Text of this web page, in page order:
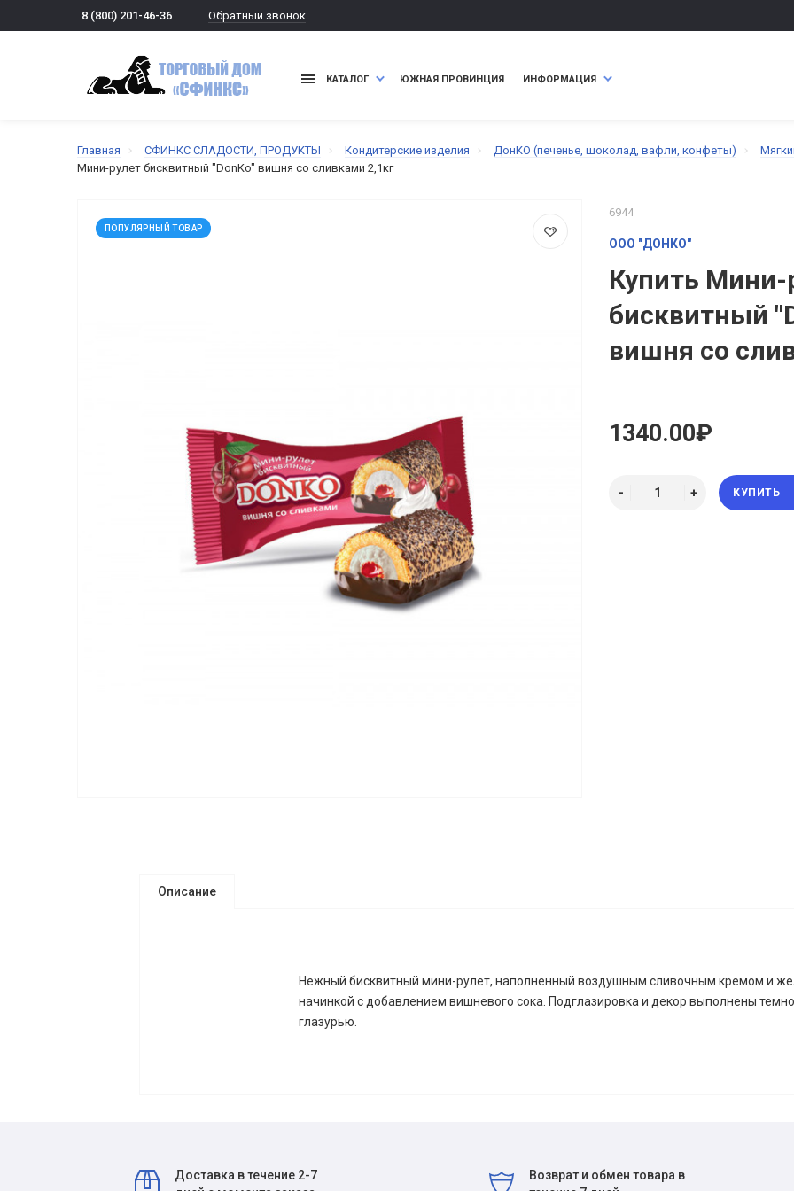
8 (800) 201-46-36 Обратный звонок
КАТАЛОГ ЮЖНАЯ ПРОВИНЦИЯ ИНФОРМАЦИЯ
Главная СФИНКС СЛАДОСТИ, ПРОДУКТЫ Кондитерские изделия ДонКО (печенье, шоколад, вафли, конфеты)
Мини-рулет бисквитный "DonKo" вишня со сливками 2,1кг
ПОПУЛЯРНЫЙ ТОВАР
6944
ООО "ДОНКО"
Купить Мини-
бисквитный
вишня со
1340.00₽
КУПИТЬ
Описание
Нежный бисквитный мини-рулет, наполненный воздушным сливочным кремом и
начинкой с добавлением вишневого сока. Подглазировка и декор выполнены
глазурью.
Доставка в течение 2-7
Возврат и обмен товара в